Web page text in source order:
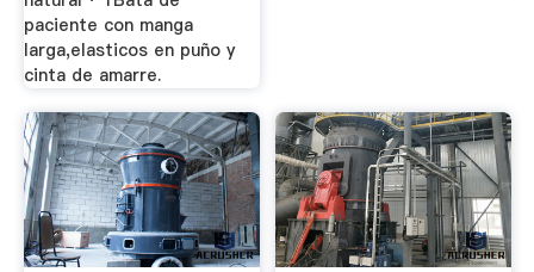
paciente con manga
larga,elasticos en puño y
cinta de amarre.